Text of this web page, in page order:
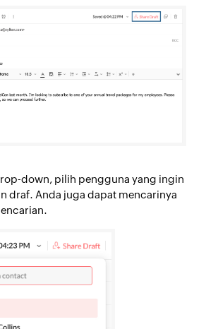
down, pilih pengguna yang ingin
draf. Anda juga dapat mencarinya